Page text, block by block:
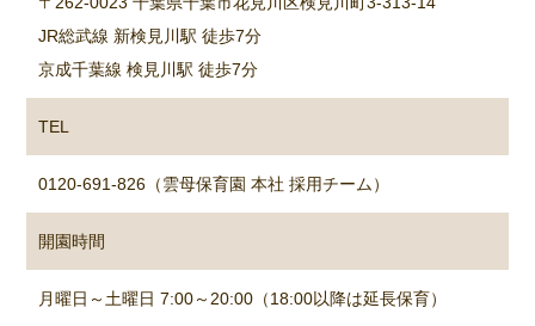
JR総武線 新検見川駅 徒歩7分
京成千葉線 検見川駅 徒歩7分
TEL
0120-691-826（雲母保育園 本社 採用チーム）
開園時間
月曜日～土曜日 7:00～20:00（18:00以降は延長保育）